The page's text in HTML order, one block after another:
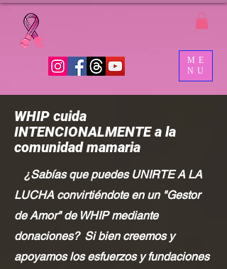
ME
NU
WHIP cuida
INTENCIONALMENTE a la
comunidad mamaria
¿Sabías que puedes UNIRTE A LA
LUCHA convirtiéndote en un "Gestor
de Amor" de WHIP mediante
donaciones? Si bien creemos y
apoyamos los esfuerzos y fundaciones